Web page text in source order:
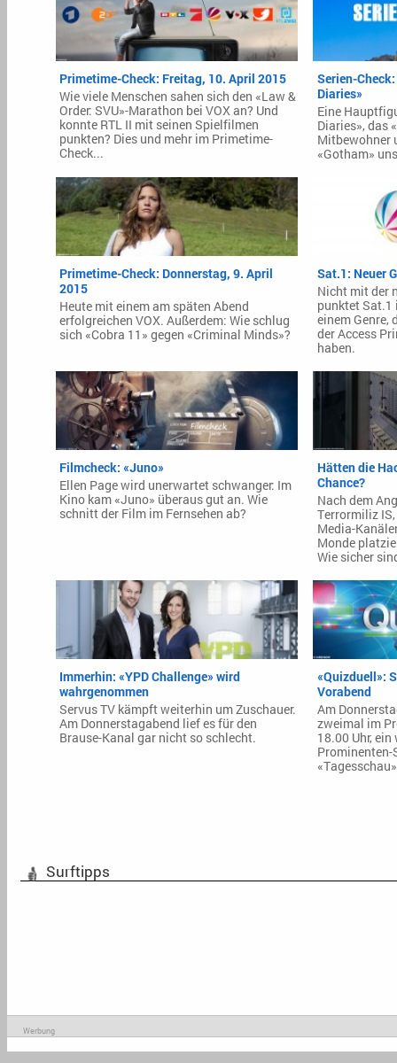
Primetime-Check: Freitag, 10. April 2015
Wie viele Menschen sahen sich den «Law &
Order: SVU»-Marathon bei VOX an? Und
konnte RTL II mit seinen Spielfilmen
punkten? Dies und mehr im Primetime-
Check...
Serien-
Diaries»
Eine
Diaries», das
Mitbewohner
«Gotham»
Primetime-Check: Donnerstag, 9. April
2015
Heute mit einem am späten Abend
erfolgreichen VOX. Außerdem: Wie schlug
sich «Cobra 11» gegen «Criminal Minds»?
Sat.1: Neuer
Nicht mit der
punktet Sat.1
einem Genre,
der Access
haben.
Filmcheck: «Juno»
Ellen Page wird unerwartet schwanger: Im
Kino kam «Juno» überaus gut an. Wie
schnitt der Film im Fernsehen ab?
Hätten die
Chance?
Nach dem
Terrormiliz
Media-
Monde
Wie sicher
Immerhin: «YPD Challenge» wird
wahrgenommen
Servus TV kämpft weiterhin um Zuschauer.
Am Donnerstagabend lief es für den
Brause-Kanal gar nicht so schlecht.
«Quizduell»:
Vorabend
Am
zweimal im
18.00 Uhr,
Prominenten-
Surftipps
Werbung